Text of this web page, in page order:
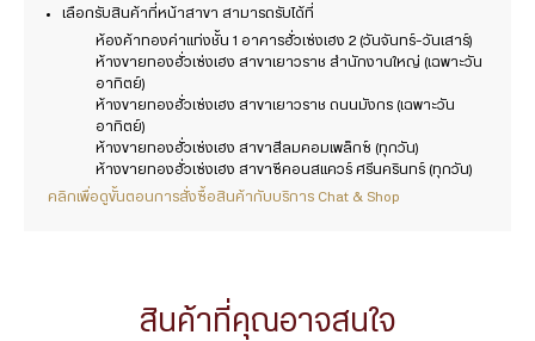
เลือกรับสินค้าที่หน้าสาขา สามารถรับได้ที่
ห้องค้าทองคำแท่งชั้น 1 อาคารฮั่วเซ่งเฮง 2 (วันจันทร์-วันเสาร์)
ห้างขายทองฮั่วเซ่งเฮง สาขาเยาวราช สำนักงานใหญ่ (เฉพาะวัน
อาทิตย์)
ห้างขายทองฮั่วเซ่งเฮง สาขาเยาวราช ถนนมังกร (เฉพาะวัน
อาทิตย์)
ห้างขายทองฮั่วเซ่งเฮง สาขาสีลมคอมเพล็กซ์ (ทุกวัน)
ห้างขายทองฮั่วเซ่งเฮง สาขาซีคอนสแควร์ ศรีนครินทร์ (ทุกวัน)
คลิกเพื่อดูขั้นตอนการสั่งซื้อสินค้ากับบริการ Chat & Shop
สินค้าที่คุณอาจสนใจ